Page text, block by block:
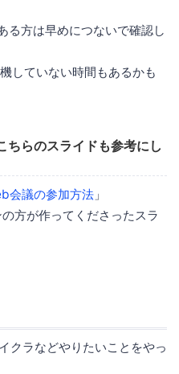
る方は早めにつないで確認し
していない時間もあるかも
ちらのスライドも参考にし
会議の参加方法 」
方が作ってくださったスラ
ラなどやりたいことをやっ